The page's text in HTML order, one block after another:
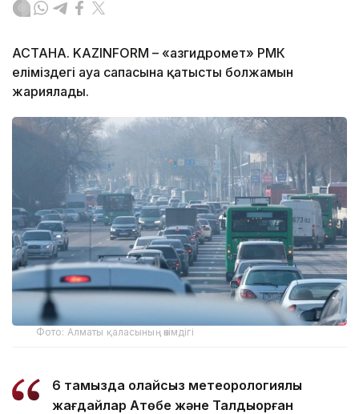
АСТАНА. KAZINFORM – «Қазгидромет» РМК
еліміздегі ауа сапасына қатысты болжамын
жариялады.
Фото: Алматы қаласының әкімдігі
6 тамызда қолайсыз метеорологиялық
жағдайлар Ақтөбе және Талдықорған